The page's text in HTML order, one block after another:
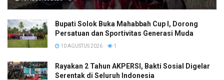
Bupati Solok Buka Mahabbah Cup I, Dorong
Persatuan dan Sportivitas Generasi Muda
10 AGUSTUS 2026 1
Rayakan 2 Tahun AKPERSI, Bakti Sosial Digelar
Serentak di Seluruh Indonesia